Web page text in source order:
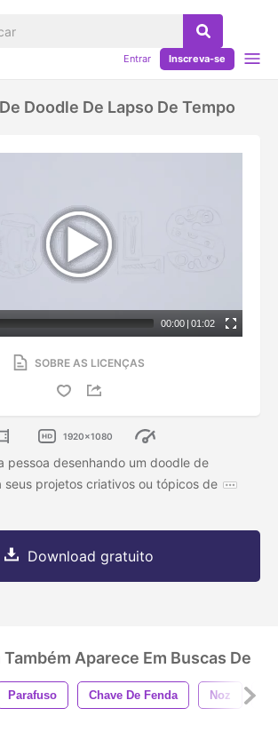
Entrar Inscreva-se
Doodle De Lapso De Tempo
00:00 | 01:02
SOBRE AS LICENÇAS
1920x1080
pessoa desenhando um doodle de
seus projetos criativos ou tópicos de
Download gratuito
Aparece Em Buscas De
Parafuso Chave De Fenda Noz